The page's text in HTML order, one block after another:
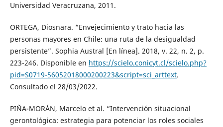
Universidad Veracruzana, 2011.
ORTEGA, Diosnara. “Envejecimiento y trato hacia las
personas mayores en Chile: una ruta de la desigualdad
persistente”. Sophia Austral [En línea]. 2018, v. 22, n. 2, p.
223-246. Disponible en https://scielo.conicyt.cl/scielo.php?
pid=S0719-56052018000200223&script=sci_arttext.
Consultado el 28/03/2022.
PIÑA-MORÁN, Marcelo et al. “Intervención situacional
gerontológica: estrategia para potenciar los roles sociales